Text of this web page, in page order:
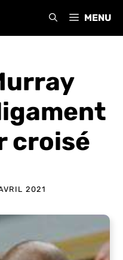
MENU
croisé
2021